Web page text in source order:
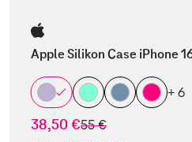
Apple Silikon Case iPhone
+ 6
38,50 €statt
55 €